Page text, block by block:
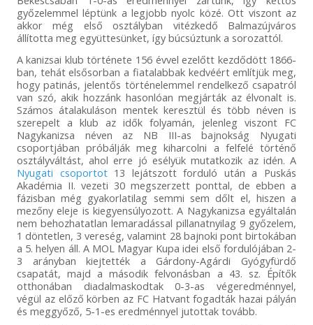
győzelemmel léptünk a legjobb nyolc közé. Ott viszont az
akkor még első osztályban vitézkedő Balmazújváros
állította meg együttesünket, így búcsúztunk a sorozattól.
A kanizsai klub története 156 évvel ezelőtt kezdődött 1866-
ban, tehát elsősorban a fiatalabbak kedvéért említjük meg,
hogy patinás, jelentős történelemmel rendelkező csapatról
van szó, akik hozzánk hasonlóan megjárták az élvonalt is.
Számos átalakuláson mentek keresztül és több néven is
szerepelt a klub az idők folyamán, jelenleg viszont FC
Nagykanizsa néven az NB III-as bajnokság Nyugati
csoportjában próbálják meg kiharcolni a felfelé történő
osztályváltást, ahol erre jó esélyük mutatkozik az idén. A
Nyugati csoportot13 lejátszott forduló után a Puskás
Akadémia II. vezeti 30 megszerzett ponttal, de ebben a
fázisban még gyakorlatilag semmi sem dőlt el, hiszen a
mezőny eleje is kiegyensúlyozott. A Nagykanizsa egyáltalán
nem behozhatatlan lemaradással pillanatnyilag 9 győzelem,
1 döntetlen, 3 vereség, valamint 28 bajnoki pont birtokában
a 5. helyen áll. A MOL Magyar Kupa idei első fordulójában 2-
3 arányban kiejtették a Gárdony-Agárdi Gyógyfürdő
csapatát, majd a második felvonásban a 43. sz. Építők
otthonában diadalmaskodtak 0-3-as végeredménnyel,
végül az előző körben az FC Hatvant fogadták hazai pályán
és meggyőző, 5-1-es eredménnyel jutottak tovább.